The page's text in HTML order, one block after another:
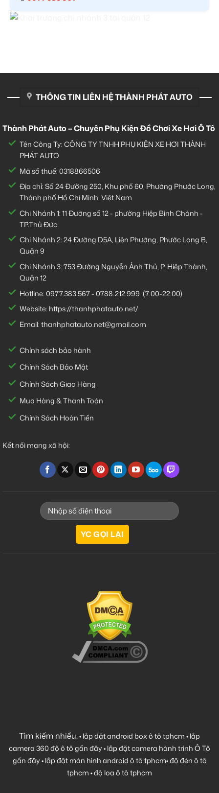
THÔNG TIN LIÊN HỆ THÀNH PHÁT AUTO
Thành Phát Auto – Chuyên Phụ Kiện Đồ Chơi Xe Hơi Ô Tô
Tên Công Ty: CÔNG TY TNHH PHỤ KIỆN XE HƠI THÀNH
PHÁT AUTO
Mã số thuế: 0318866506
Địa chỉ: Số 24 Đường 250, Khu phố 60, Phường Phước Long,
Thành phố Hồ Chí Minh, Việt Nam
Chi Nhánh 1:11 Đường số 12 - phường Hiệp Bình Chánh -
TP.Thủ Đức
Chi Nhánh 2:24 Đường D5A, Liên Phường, Phước Long B,
Quận 9
Chi Nhánh 3:753 Đường Nguyễn Ảnh Thủ, P. Hiệp Thành,
Quận 12
Hotline:0977.383.567-0788.212.999 (7:00-22:00)
Website: https://thanhphatauto.net/
Email:thanhphatauto.net@gmail.com
Chính sách bảo hành
Chính Sách Bảo Mật
Chính Sách Giao Hàng
Mua Hàng & Thanh Toán
Chính Sách Hoàn Tiền
Kết nối mạng xã hội:
Tìm kiếm nhiều:•lắp đặt android box ô tô tphcm•lắp
camera 360 độ ô tô gần đây•lắp đặt camera hành trình Ô Tô
gần đây•lắp đặt màn hình android ô tô tphcm•độ đèn ô tô
tphcm•độ loa ô tô tphcm